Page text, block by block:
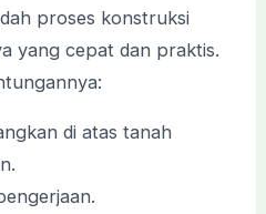
proses konstruksi
yang cepat dan praktis.
di atas tanah